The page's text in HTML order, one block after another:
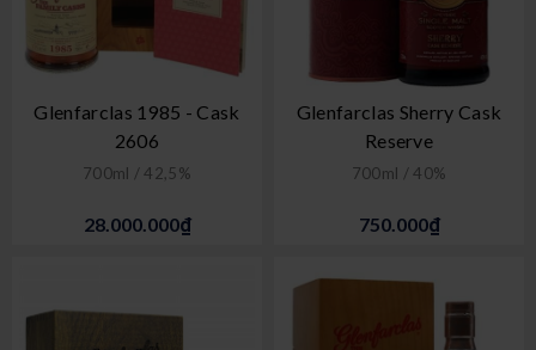
Glenfarclas 1985 - Cask
2606
700ml / 42,5%
28.000.000₫
Glenfarclas Sherry Cask
Reserve
700ml / 40%
750.000₫